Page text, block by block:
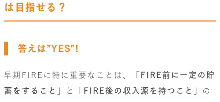
は目指せる？
答えは”YES”!
早期FIREに特に重要なことは、「
FIRE前に一定の貯
蓄をすること
」と「 FIRE後の収入源を持つこと
」の